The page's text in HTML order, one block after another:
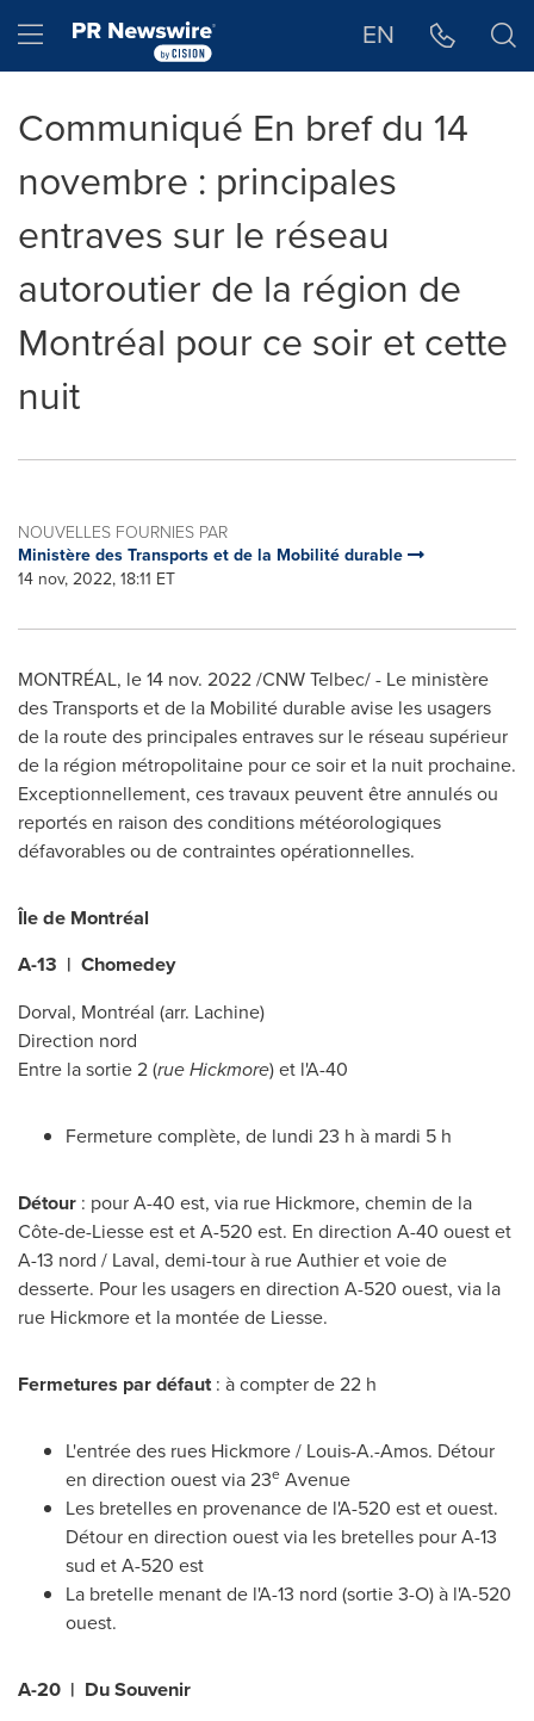
Hamburger menu EN
Communiqué En bref du 14
novembre : principales
entraves sur le réseau
autoroutier de la région de
Montréal pour ce soir et cette
nuit
NOUVELLES FOURNIES PAR
Ministère des Transports et de la Mobilité durable
14 nov, 2022, 18:11 ET
MONTRÉAL, le14 nov. 2022/CNW Telbec/ - Le ministère
des Transports et de la Mobilité durable avise les usagers
de la route des principales entraves sur le réseau supérieur
de la région métropolitaine pour ce soir et la nuit prochaine.
Exceptionnellement, ces travaux peuvent être annulés ou
reportés en raison des conditions météorologiques
défavorables ou de contraintes opérationnelles.
Île de Montréal
A-13 | Chomedey
Dorval, Montréal (arr. Lachine)
Direction nord
Entre la sortie 2 (rue Hickmore) et l'A-40
Fermeture complète, de lundi 23 h à mardi 5 h
Détour : pour A-40 est, via rue Hickmore, chemin de la
Côte-de-Liesse est et A-520 est. En direction A-40 ouest et
A-13 nord / Laval, demi-tour à rueAuthieret voie de
desserte. Pour les usagers en direction A-520 ouest, via la
rue Hickmore et la montée de Liesse.
Fermetures par défaut: à compter de 22 h
L'entrée des rues Hickmore / Louis-A.-Amos. Détour
en direction ouest via 23e Avenue
Les bretelles en provenance de l'A-520 est et ouest.
Détour en direction ouest via les bretelles pour A-13
sud et A-520 est
La bretelle menant de l'A-13 nord (sortie 3-O) à l'A-520
ouest.
A-20 | Du Souvenir